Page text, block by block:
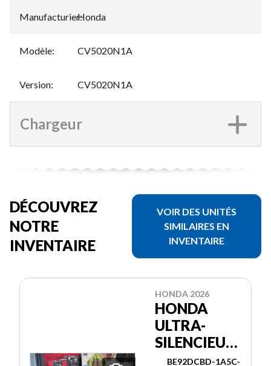
Manufacturier:
Honda
Modèle: CV5020N1A
Version: CV5020N1A
Chargeur
DÉCOUVREZ
NOTRE
INVENTAIRE
VOIR DES UNITÉS
SIMILAIRES EN
INVENTAIRE
HONDA 2026
HONDA
ULTRA-
SILENCIEUSE
3000I ES
BE92DCBD-1A5C-